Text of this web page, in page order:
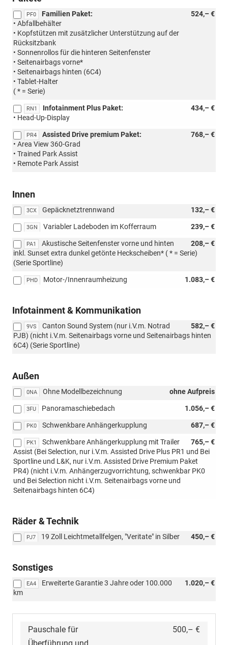
PF0 524,– €
Familien Paket:
• Abfallbehälter
• Kopfstützen mit zusätzlicher Unterstützung auf der
Rücksitzbank
• Sonnenrollos für die hinteren Seitenfenster
• Seitenairbags vorne*
• Seitenairbags hinten (6C4)
• Tablet-Halter
( * = Serie)
RN1 434,– €
Infotainment Plus Paket:
• Head-Up-Display
PR4 768,– €
Assisted Drive premium Paket:
• Area View 360-Grad
• Trained Park Assist
• Remote Park Assist
Innen
3CX 132,– €
Gepäcknetztrennwand
3GN 239,– €
Variabler Ladeboden im Kofferraum
PA1 208,– €
Akustische Seitenfenster vorne und hinten
inkl. Sunset extra dunkel getönte Heckscheiben* ( * = Serie)
(Serie Sportline)
PHD 1.083,– €
Motor-/Innenraumheizung
Infotainment & Kommunikation
9VS 582,– €
Canton Sound System (nur i.V.m. Notrad
PJB) (nicht i.V.m. Seitenairbags vorne und Seitenairbags hinten
6C4) (Serie Sportline)
Außen
0NA ohne Aufpreis
Ohne Modellbezeichnung
3FU 1.056,– €
Panoramaschiebedach
PK0 687,– €
Schwenkbare Anhängerkupplung
PK1 765,– €
Schwenkbare Anhängerkupplung mit Trailer
Assist (Bei Selection, nur i.V.m. Assisted Drive Plus PR1 und Bei
Sportline und L&K, nur i.V.m. Assisted Drive Premium Paket
PR4) (nicht i.V.m. Anhängerzugvorrichtung, schwenkbar PK0
und Bei Selection nicht i.V.m. Seitenairbags vorne und
Seitenairbags hinten 6C4)
Räder & Technik
PJ7 450,– €
19 Zoll Leichtmetallfelgen, "Veritate" in Silber
Sonstiges
EA4 1.020,– €
Erweiterte Garantie 3 Jahre oder 100.000
km
Pauschale für
500,– €